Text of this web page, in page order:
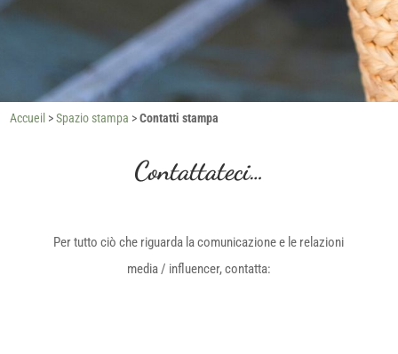
Accueil >Spazio stampa >Contatti stampa
Contattateci…
Per tutto ciò che riguarda la comunicazione e le relazioni
media / influencer, contatta: